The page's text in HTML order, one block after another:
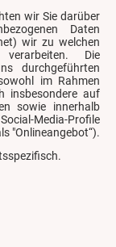
wir Sie darüber
Daten
wir zu welchen
Die
durchgeführten
im Rahmen
insbesondere auf
sowie innerhalb
Media-Profile
"Onlineangebot“).